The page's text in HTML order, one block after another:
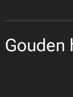
Gouden